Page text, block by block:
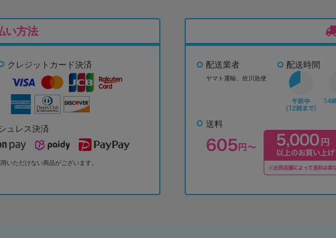
い方法
クレジットカード決済
ュレス決済
いただけない商品がございます。
配送業者
ヤマト運輸、佐川急便
配送時間
送料